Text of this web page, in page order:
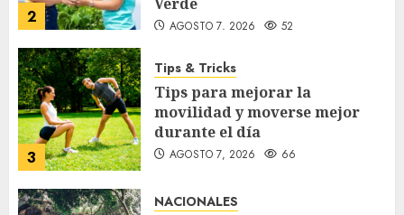
2 AGOSTO 7, 2026 52
3
Tips & Tricks
Tips para mejorar la
movilidad y moverse mejor
durante el día
AGOSTO 7, 2026 66
NACIONALES